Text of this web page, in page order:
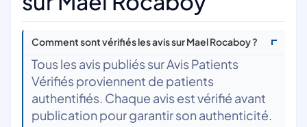
Comment sont vérifiés les avis sur Mael Rocaboy ?
Tous les avis publiés sur Avis Patients
Vérifiés proviennent de patients
authentifiés. Chaque avis est vérifié avant
publication pour garantir son authenticité.